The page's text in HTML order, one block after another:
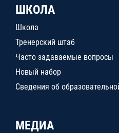
ШКОЛА
Школа
Тренерский штаб
Часто задаваемые вопросы
Новый набор
Сведения об
МЕДИА